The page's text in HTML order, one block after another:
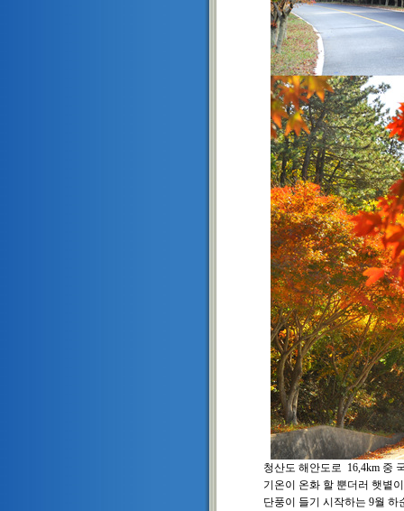
청산도 해안도로 16,4km 중
기온이 온화 할 뿐더러 햇볕
단풍이 들기 시작하는 9월 하